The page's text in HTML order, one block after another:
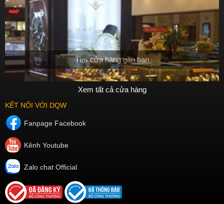
Tìm cửa hàng gần bạn
Xem tất cả cửa hàng
KẾT NỐI VỚI DQW
Fanpage Facebook
Kênh Youtube
Zalo chat Official